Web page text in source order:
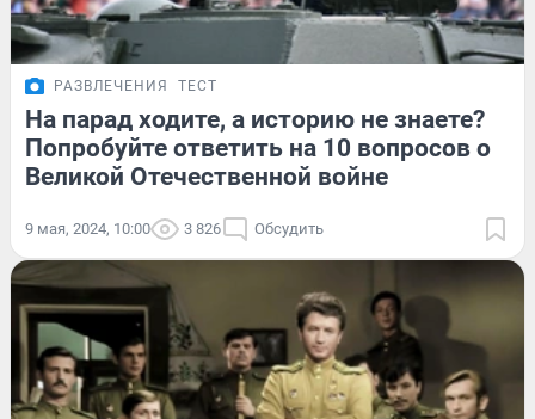
РАЗВЛЕЧЕНИЯ ТЕСТ
На парад ходите, а историю не знаете?
Попробуйте ответить на 10 вопросов о
Великой Отечественной войне
9 мая, 2024, 10:00 3 826 Обсудить